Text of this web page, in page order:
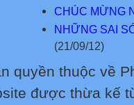
CHÚC MỪNG
NHỮNG SAI
(21/09/12)
quyền thuộc về
được thừa kế